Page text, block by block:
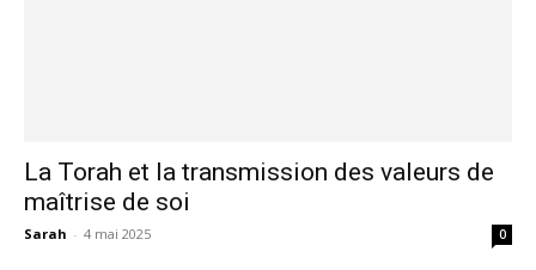
La Torah et la transmission des valeurs de
maîtrise de soi
Sarah - 4 mai 2025 0